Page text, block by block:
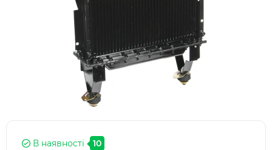
В наявності 10